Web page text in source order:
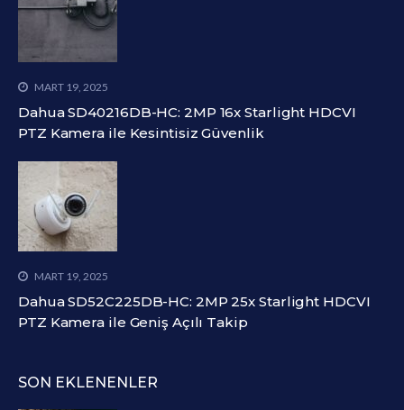
MART 19, 2025
Dahua SD40216DB-HC: 2MP 16x Starlight HDCVI
PTZ Kamera ile Kesintisiz Güvenlik
MART 19, 2025
Dahua SD52C225DB-HC: 2MP 25x Starlight HDCVI
PTZ Kamera ile Geniş Açılı Takip
SON EKLENENLER